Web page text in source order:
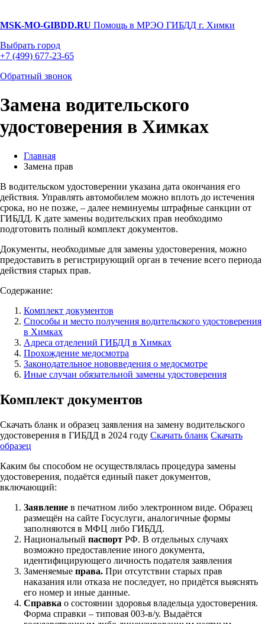
MSK-MO-GIBDD.RU Помощь в МРЭО ГИБДД г. Химки
Выбрать город
+7 (499) 677-23-65
Обратный звонок
Замена водительского
удостоверения в Химках
Главная
Замена прав
В водительском удостоверении указана дата окончания его
действия. Управлять автомобилем можно вплоть до истечения
срока, но не позже, – далее неминуемы штрафные санкции от
ГИБДД. К дате замены водительских прав необходимо
подготовить полный комплект документов.
Документы, необходимые для замены удостоверения, можно
предоставить в регистрирующий орган в течение всего периода
действия старых прав.
Содержание:
Комплект документов
Способы и место получения водительского удостоверения
в Химках
Адреса отделений ГИБДД в Химках
Прохождение медосмотра
Законодательное нововведения о медосмотре
Иные случаи обязательной замены удостоверения
Комплект документов
Скачать бланк и образец заявления на замену водительского
удостоверения в ГИБДД в 2024 году Скачать бланк Скачать
образец
Каким бы способом не осуществлялась процедура замены
удостоверения, подаётся единый пакет документов,
включающий:
Заявление в печатном либо электронном виде. Образец
размещён на сайте Госуслуги, аналогичные формы
заполняются в МФЦ либо ГИБДД.
Национальный паспорт РФ. В отдельных случаях
возможно предоставление иного документа,
идентифицирующего личность подателя заявления
Заменяемые права. При отсутствии старых прав
наказания или отказа не последует, но придётся выяснять
его номер и иные данные.
Справка о состоянии здоровья владельца удостоверения.
Форма справки – типовая 003-в/у. Выдаётся